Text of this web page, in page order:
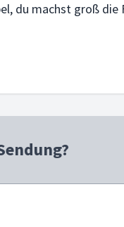
du machst groß